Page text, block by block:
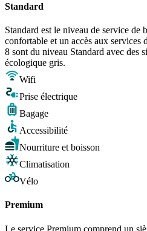
Standard
Standard est le niveau de service de
confortable et un accès aux services
8 sont du niveau Standard avec des
écologique gris.
Wifi
Prise électrique
Bagage
Accessibilité
Nourriture et boisson
Climatisation
Vélo
Premium
Le service Premium comprend un